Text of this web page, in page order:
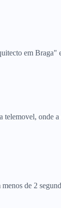
em Braga"
telemovel, onde a
de 2